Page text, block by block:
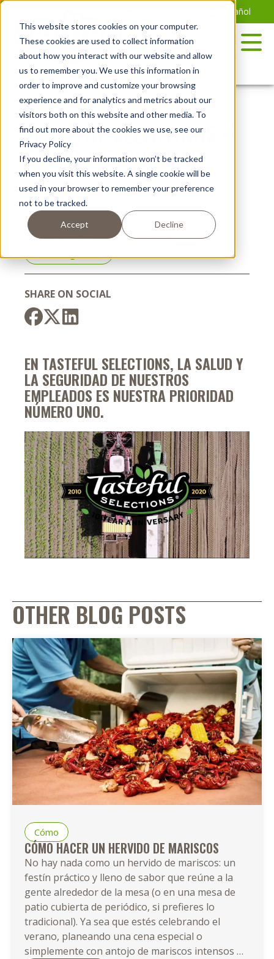
This website stores cookies on your computer.
These cookies are used to collect information
about how you interact with our website and allow
us to remember you. We use this information in
order to improve and customize your browsing
experience and for analytics and metrics about our
visitors both on this website and other media. To
find out more about the cookies we use, see our
Privacy Policy
If you decline, your information won’t be tracked
when you visit this website. A single cookie will be
used in your browser to remember your preference
not to be tracked.
Accept Decline
Saltar
contenido
Español
TASTEFUL SELECTIONS®
SALUD Y SEGURIDAD
Posted 31 de diciembre de 2020
SHARE ON SOCIAL
EN TASTEFUL SELECTIONS, LA SALUD Y
LA SEGURIDAD DE NUESTROS
EMPLEADOS ES NUESTRA PRIORIDAD
NÚMERO UNO.
OTHER BLOG POSTS
Cómo
CÓMO HACER UN HERVIDO DE MARISCOS
No hay nada como un hervido de mariscos: un
festín práctico y lleno de sabor que reúne a la
gente alrededor de la mesa (o en una mesa de
patio cubierta de periódico, si prefieres lo
tradicional). Ya sea que estés celebrando el
verano, planeando una cena especial o
simplemente con antojo de mariscos intensos …